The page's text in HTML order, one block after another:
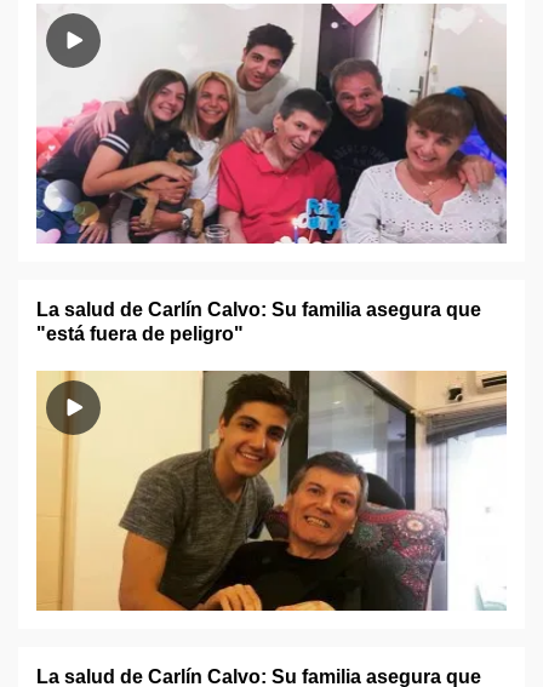
La salud de Carlín Calvo: Su familia asegura que
"está fuera de peligro"
La salud de Carlín Calvo: Su familia asegura que